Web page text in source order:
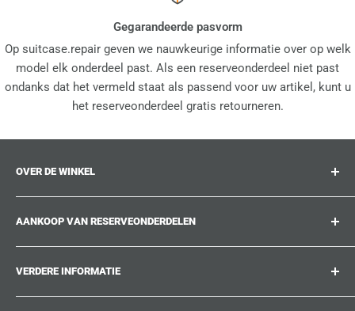
Gegarandeerde pasvorm
Op suitcase.repair geven we nauwkeurige informatie over op welk
model elk onderdeel past. Als een reserveonderdeel niet past
ondanks dat het vermeld staat als passend voor uw artikel, kunt u
het reserveonderdeel gratis retourneren.
OVER DE WINKEL
reserveonderdelen, accessoires en upgrades voor uw
geliefde koffers, trolleys en tassen. Op suitcase.repair
kunt u erop vertrouwen dat onze reserveonderdelen op uw
AANKOOP VAN RESERVEONDERDELEN
Waar kan ik mijn productnummer vinden?
Welke schade kan hersteld worden?
Kon u het reserveonderdeel dat u zoekt niet vinden?
VERDERE INFORMATIE
Bij ons werken